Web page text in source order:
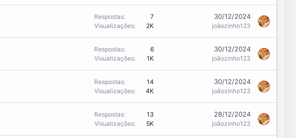
Respostas
7
Visualizações
2K
30/12/2024
joãozinho123
Respostas
6
Visualizações
1K
30/12/2024
joãozinho123
Respostas
14
Visualizações
4K
30/12/2024
joãozinho123
Respostas
13
Visualizações
5K
28/12/2024
joãozinho123